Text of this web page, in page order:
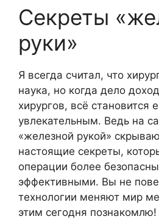
Секреты
руки»
Я всегда считал, что
наука, но когда дело
хирургов, всё становится
увлекательным. Ведь на
«железной рукой»
настоящие секреты,
операции более
эффективными. Вы не
технологии меняют мир
этим сегодня познакомлю!